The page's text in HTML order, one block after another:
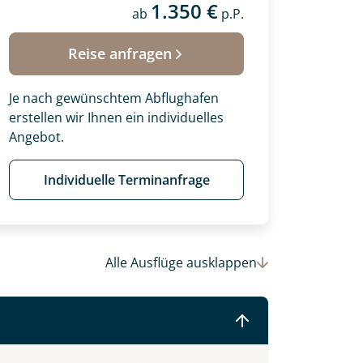
ab 1.350 € p.P.
Reise anfragen
Je nach gewünschtem Abflughafen
erstellen wir Ihnen ein individuelles
Angebot.
Individuelle Terminanfrage
Alle Ausflügeausklappen
Wunschtermine für die Reise
gestalten wir Ihre